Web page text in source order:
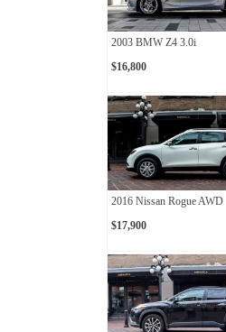
2003 BMW Z4 3.0i
$16,800
2016 Nissan Rogue AWD
$17,900